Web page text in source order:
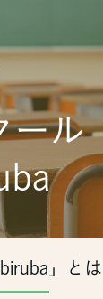
ール
」とは